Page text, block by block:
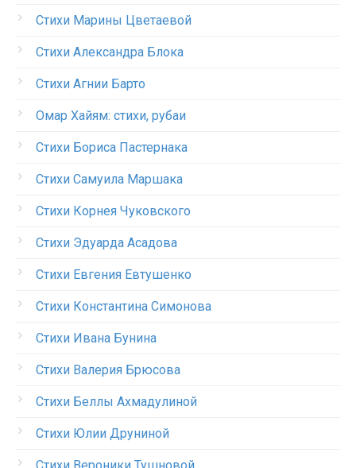
Стихи Марины Цветаевой
Стихи Александра Блока
Стихи Агнии Барто
Омар Хайям: стихи, рубаи
Стихи Бориса Пастернака
Стихи Самуила Маршака
Стихи Корнея Чуковского
Стихи Эдуарда Асадова
Стихи Евгения Евтушенко
Стихи Константина Симонова
Стихи Ивана Бунина
Стихи Валерия Брюсова
Стихи Беллы Ахмадулиной
Стихи Юлии Друниной